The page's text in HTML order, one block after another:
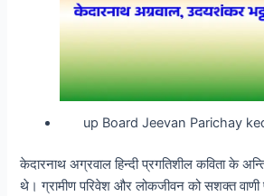
up Board Jeevan Parichay
केदारनाथ अग्रवाल हिन्दी प्रगतिशील कविता के
थे। ग्रामीण परिवेश और लोकजीवन को सशक्त वाणी